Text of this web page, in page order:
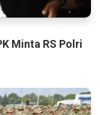
Minta RS Polri